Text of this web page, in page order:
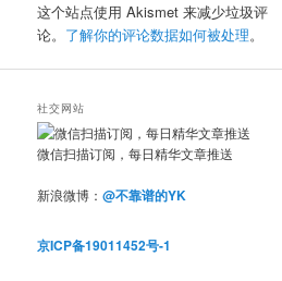
这个站点使用 Akismet 来减少垃圾评
论。 了解你的评论数据如何被处理。
社交网站
微信扫描订阅，每日精华文章推送
新浪微博：@不靠谱的YK
京ICP备19011452号-1